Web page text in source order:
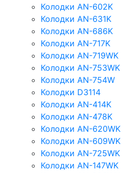
Колодки AN-602K
Колодки AN-631K
Колодки AN-686K
Колодки AN-717K
Колодки AN-719WK
Колодки AN-753WK
Колодки AN-754W
Колодки D3114
Колодки AN-414K
Колодки AN-478K
Колодки AN-620WK
Колодки AN-609WK
Колодки AN-725WK
Колодки AN-147WK